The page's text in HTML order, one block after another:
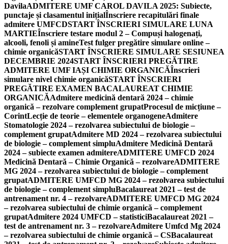
DavilaADMITERE UMF CAROL DAVILA 2025: Subiecte,
punctaje și clasamentul inițialÎnscriere recapitulări finale
admitere UMFCDSTART ÎNSCRIERI SIMULARE LUNA
MARTIEÎnscriere testare modul 2 – Compuși halogenați,
alcooli, fenoli și amineTest fulger pregătire simulare online –
chimie organicăSTART ÎNSCRIERE SIMULARE SESIUNEA
DECEMBRIE 2024START ÎNSCRIERI PREGĂTIRE
ADMITERE UMF IAȘI CHIMIE ORGANICĂÎnscrieri
simulare nivel chimie organicăSTART ÎNSCRIERI
PREGĂTIRE EXAMEN BACALAUREAT CHIMIE
ORGANICĂAdmitere medicină dentară 2024 – chimie
organică – rezolvare complement grupatProcesul de micțiune –
CorintLecție de teorie – elementele organogeneAdmitere
Stomatologie 2024 – rezolvarea subiectului de biologie –
complement grupatAdmitere MD 2024 – rezolvarea subiectului
de biologie – complement simpluAdmitere Medicină Dentară
2024 – subiecte examen admitereADMITERE UMFCD 2024
Medicină Dentară – Chimie Organică – rezolvareADMITERE
MG 2024 – rezolvarea subiectului de biologie – complement
grupatADMITERE UMFCD MG 2024 – rezolvarea subiectului
de biologie – complement simpluBacalaureat 2021 – test de
antrenament nr. 4 – rezolvareADMITERE UMFCD MG 2024
– rezolvarea subiectului de chimie organică – complement
grupatAdmitere 2024 UMFCD – statisticiBacalaureat 2021 –
test de antrenament nr. 3 – rezolvareAdmitere Umfcd Mg 2024
– rezolvarea subiectului de chimie organică – CSBacalaureat